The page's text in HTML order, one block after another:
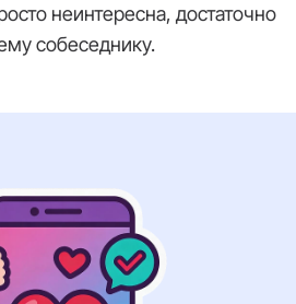
неинтересна, достаточно
собеседнику.